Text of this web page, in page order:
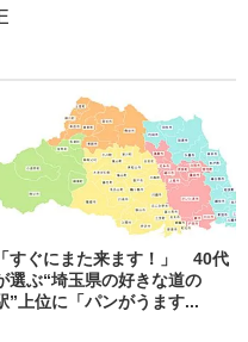
「すぐにまた来ます！」 40代
選ぶ“埼玉県の好きな道の
”上位に「パンがうます...